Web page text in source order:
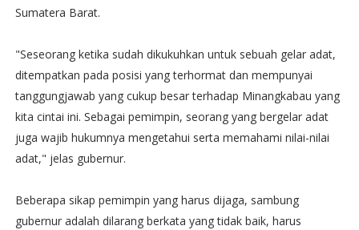
Sumatera Barat.
"Seseorang ketika sudah dikukuhkan untuk sebuah gelar adat,
ditempatkan pada posisi yang terhormat dan mempunyai
tanggungjawab yang cukup besar terhadap Minangkabau yang
kita cintai ini. Sebagai pemimpin, seorang yang bergelar adat
juga wajib hukumnya mengetahui serta memahami nilai-nilai
adat," jelas gubernur.
Beberapa sikap pemimpin yang harus dijaga, sambung
gubernur adalah dilarang berkata yang tidak baik, harus